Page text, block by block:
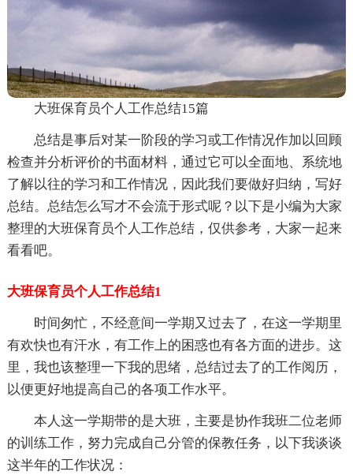
大班保育员个人工作总结15篇
总结是事后对某一阶段的学习或工作情况作加以回顾
检查并分析评价的书面材料，通过它可以全面地、系统地
了解以往的学习和工作情况，因此我们要做好归纳，写好
总结。总结怎么写才不会流于形式呢？以下是小编为大家
整理的大班保育员个人工作总结，仅供参考，大家一起来
看看吧。
大班保育员个人工作总结1
时间匆忙，不经意间一学期又过去了，在这一学期里
有欢快也有汗水，有工作上的困惑也有各方面的进步。这
里，我也该整理一下我的思绪，总结过去了的工作阅历，
以便更好地提高自己的各项工作水平。
本人这一学期带的是大班，主要是协作我班二位老师
的训练工作，努力完成自己分管的保教任务，以下我谈谈
这半年的工作状况：